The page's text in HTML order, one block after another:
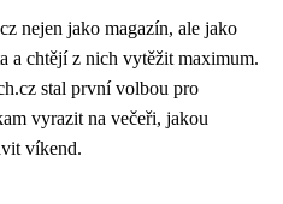
nejen jako magazín, ale jako
a chtějí z nich vytěžit maximum.
stal první volbou pro
vyrazit na večeři, jakou
víkend.